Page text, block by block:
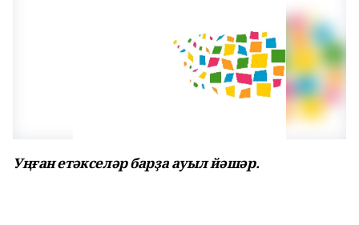
Уңған етәкселәр барҙа ауыл йәшәр.